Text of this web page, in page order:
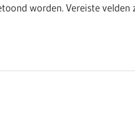
worden.Vereiste velden